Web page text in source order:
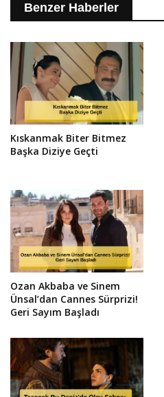
Benzer Haberler
Kıskanmak Biter Bitmez
Başka Diziye Geçti
Ozan Akbaba ve Sinem
Ünsal’dan Cannes Sürprizi!
Geri Sayım Başladı